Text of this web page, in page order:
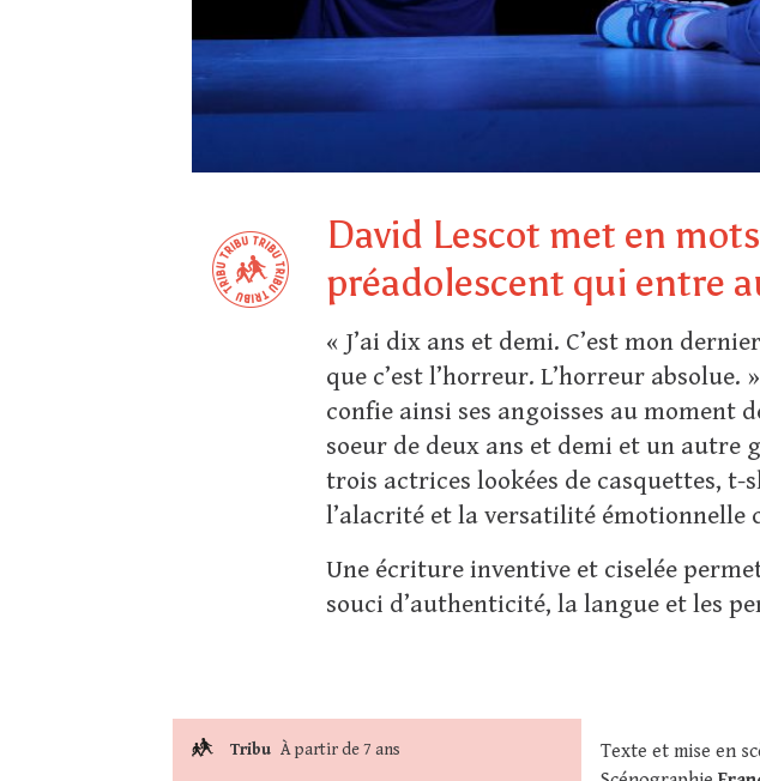
David Lescot met en
préadolescent qui entre
« J’ai dix ans et demi. C’est mon
que c’est l’horreur. L’horreur
confie ainsi ses angoisses au moment
soeur de deux ans et demi et un autre
trois actrices lookées de casquettes,
l’alacrité et la versatilité émotionnelle
Une écriture inventive et ciselée
souci d’authenticité, la langue et les
Texte et mise en
Tribu À partir de 7 ans